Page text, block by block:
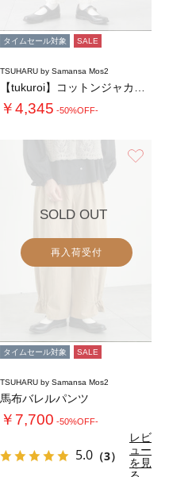
タイムセール対象 SALE
TSUHARU by Samansa Mos2
￥4,345 -50%OFF-
SOLD OUT
再入荷受付
タイムセール対象 SALE
TSUHARU by Samansa Mos2
馬布バレルパンツ
￥7,700 -50%OFF-
5.0 （3）
レビ
ュー
を見
入り